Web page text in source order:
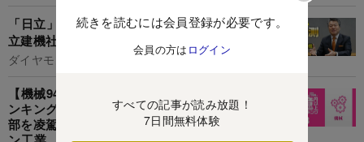
続きを読むには会員登録が必要です。
会員の方は ログイン
すべての記事が読み放題！
7日間無料体験
「日立」の看板を掲げるのも残り1年あまり…日
立建機社長が「独り立ち」に向けた戦略を激白
ダイヤモンド編集部,井口慎太郎
【機械94人】1億円以上稼ぐ取締役・実名年収ラ
ンキング！パチンコ機器の首脳は重工、建機の幹
部を凌駕…三菱重工、コマツ、ディスコ、ダイキ